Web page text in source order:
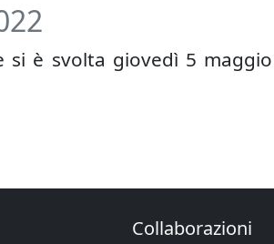
si è svolta giovedì 5
Collaborazioni